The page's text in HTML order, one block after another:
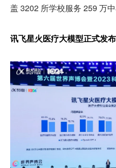
盖 3202 所学校服务 259 万中
讯飞星火医疗大模型正式发